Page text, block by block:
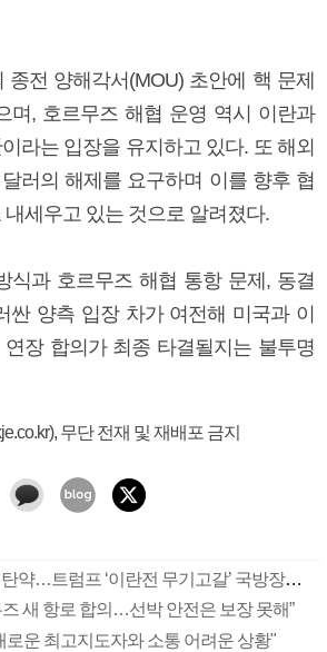
종전 양해각서(MOU) 초안에 핵 문제
며, 호르무즈 해협 운영 역시 이란과
라는 입장을 유지하고 있다. 또 해외
러의 해제를 요구하며 이를 향후 협
세우고 있는 것으로 알려졌다.
식과 호르무즈 해협 통항 문제, 동결
싼 양측 입장 차가 여전해 미국과 이
장 합의가 최종 타결될지는 불투명
무단 전재 및 재배포 금지
전쟁 중인데 바닥난 탄약…트럼프 ‘이란전 무기고갈’ 국방장관 질책
새 항로 합의…선박 안전은 보장 못해”
로운 최고지도자와 소통 어려운 상황"